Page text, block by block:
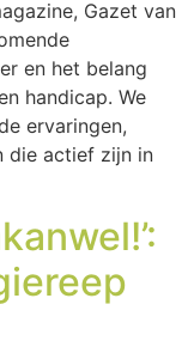
Gazet van
en het belang
handicap. We
ervaringen,
die actief zijn in